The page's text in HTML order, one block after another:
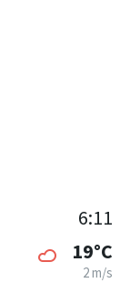
6:11
19°C
2 m/s